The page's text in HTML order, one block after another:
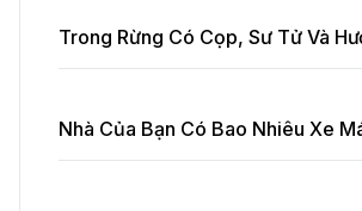
Trong Rừng Có Cọp, Sư Tử Và
Nhà Của Bạn Có Bao Nhiêu Xe